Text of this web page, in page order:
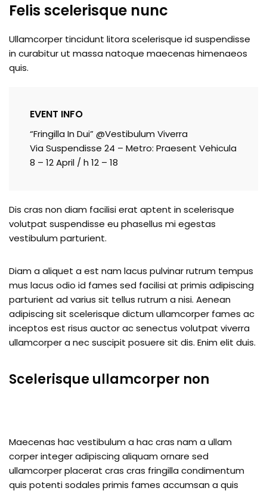
Felis scelerisque nunc
Ullamcorper tincidunt litora scelerisque id suspendisse
in curabitur ut massa natoque maecenas himenaeos
quis.
EVENT INFO
“Fringilla In Dui” @Vestibulum Viverra
Via Suspendisse 24 – Metro: Praesent Vehicula
8 – 12 April / h 12 – 18
Dis cras non diam facilisi erat aptent in scelerisque
volutpat suspendisse eu phasellus mi egestas
vestibulum parturient.
Diam a aliquet a est nam lacus pulvinar rutrum tempus
mus lacus odio id fames sed facilisi at primis adipiscing
parturient ad varius sit tellus rutrum a nisi. Aenean
adipiscing sit scelerisque dictum ullamcorper fames ac
inceptos est risus auctor ac senectus volutpat viverra
ullamcorper a nec suscipit posuere sit dis. Enim elit duis.
Scelerisque ullamcorper non
Maecenas hac vestibulum a hac cras nam a ullam
corper integer adipiscing aliquam ornare sed
ullamcorper placerat cras cras fringilla condimentum
quis potenti sodales primis fames accumsan a quis